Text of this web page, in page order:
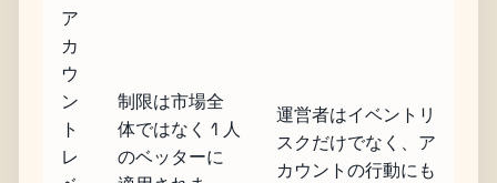
ア
カ
ウ
ン
ト
レ
制限は市場全
体ではなく 1 人
のベッターに
運営者はイベントリ
スクだけでなく、ア
カウントの行動にも